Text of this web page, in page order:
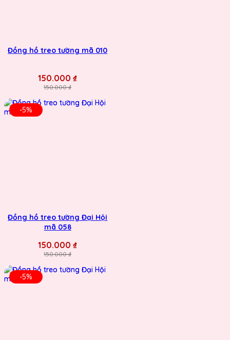
Đồng hồ treo tường mã 010
150.000 ₫
150.000 ₫
-5%
Đồng hồ treo tường Đại Hội
mã 058
150.000 ₫
150.000 ₫
-5%